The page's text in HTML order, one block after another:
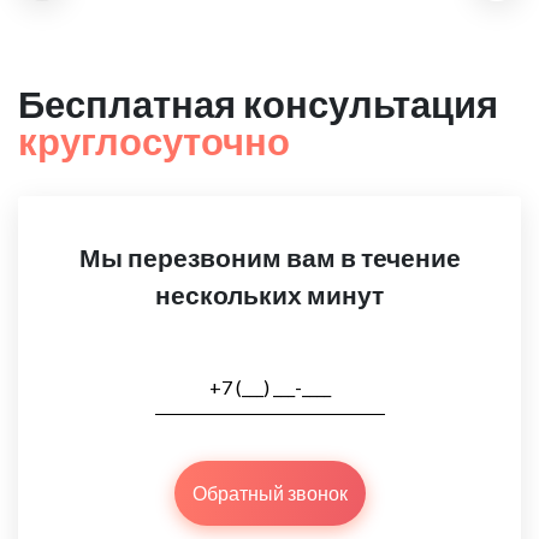
Бесплатная консультация
круглосуточно
Мы перезвоним вам в течение
нескольких минут
Обратный звонок